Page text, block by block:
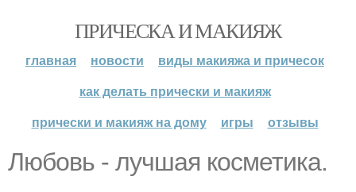
ПРИЧЕСКА И МАКИЯЖ
главная новости
виды макияжа и причесок
как делать прически и макияж
прически и макияж на дому
игры отзывы
Любовь - лучшая косметика.